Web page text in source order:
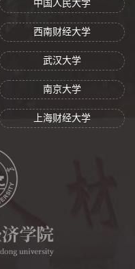
中国人民大学
西南财经大学
武汉大学
南京大学
上海财经大学